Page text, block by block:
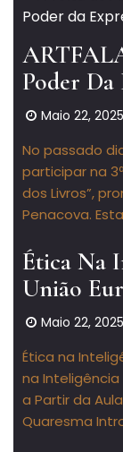
Poder Da
Maio 22, 2025
No passado
participar na
dos Livros”,
Penacova.
Ética Na
União
Maio 22, 2025
Ética na
na Inteligência
a Partir da
Quaresma